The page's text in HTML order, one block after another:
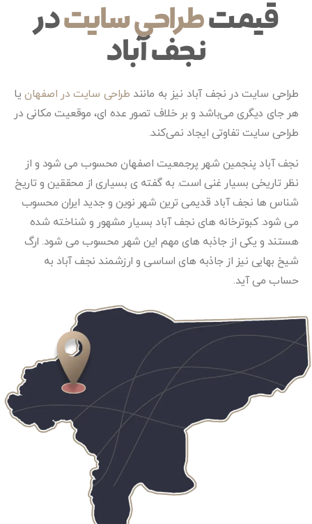
قیمتطراحی سایتدر
نجف آباد
طراحی سایت در نجف آباد نیز به مانند طراحی سایت در اصفهانیا
هر جای دیگری می‌باشد و بر خلاف تصور عده ای، موقعیت مکانی در
طراحی سایت تفاوتی ایجاد نمی‌کند.
نجف آباد پنجمین شهر پرجمعیت اصفهان محسوب می شود و از
نظر تاریخی بسیار غنی است. به گفته ی بسیاری از محققین و تاریخ
شناس ها نجف آباد قدیمی ترین شهر نوین و جدید ایران محسوب
می شود. کبوترخانه های نجف آباد بسیار مشهور و شناخته شده
هستند و یکی از جاذبه های مهم این شهر محسوب می شود. ارگ
شیخ بهایی نیز از جاذبه های اساسی و ارزشمند نجف آباد به
حساب می آید.